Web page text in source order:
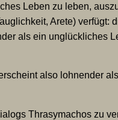
Leben zu leben,
Arete) verfügt:
als ein unglückliches
also lohnender
Thrasymachos zu